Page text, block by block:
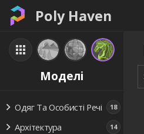
Poly Haven
Моделі
Одяг Та Особисті Речі 18
Архітектура 14